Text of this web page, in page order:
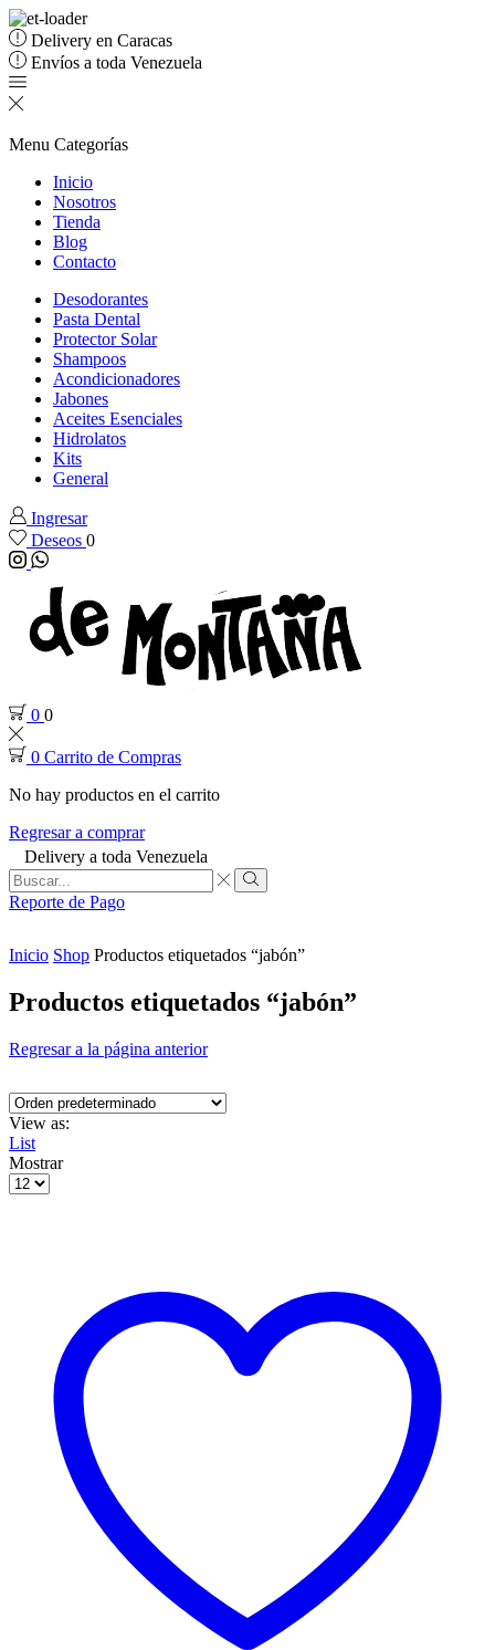
Delivery en Caracas
Envíos a toda Venezuela
Menu Categorías
Inicio
Nosotros
Tienda
Blog
Contacto
Desodorantes
Pasta Dental
Protector Solar
Shampoos
Acondicionadores
Jabones
Aceites Esenciales
Hidrolatos
Kits
General
Ingresar
Deseos 0
Instagram
Whatsapp
0 0
0 Carrito de Compras
No hay productos en el carrito
Regresar a comprar
Delivery a toda Venezuela
Search
input
Search
Reporte de Pago
Inicio Shop Productos etiquetados “jabón”
Productos etiquetados “jabón”
Regresar a la página anterior
View as:
List
Mostrar
Products